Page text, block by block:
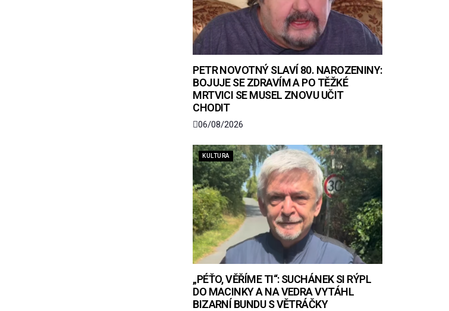
PETR NOVOTNÝ SLAVÍ 80. NAROZENINY:
BOJUJE SE ZDRAVÍM A PO TĚŽKÉ
MRTVICI SE MUSEL ZNOVU UČIT
CHODIT
06/08/2026
KULTURA
„PÉŤO, VĚŘÍME TI“: SUCHÁNEK SI RÝPL
DO MACINKY A NA VEDRA VYTÁHL
BIZARNÍ BUNDU S VĚTRÁČKY